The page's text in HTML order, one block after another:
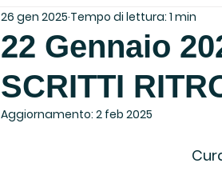
22 Gennaio
SCRITTI
26 gen 2025 Tempo di lettura: 1 min
Aggiornamento: 2 feb 2025